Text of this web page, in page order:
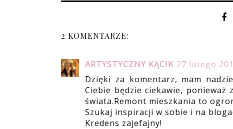
2 KOMENTARZE:
ARTYSTYCZNY KĄCIK 27 lutego
Dzięki za komentarz, mam
Ciebie będzie ciekawie,
świata.Remont mieszkania to
Szukaj inspiracji w sobie i na
Kredens zajefajny!